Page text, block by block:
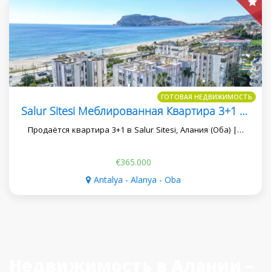
ГОТОВАЯ НЕДВИЖИМОСТЬ
Salur Sitesi Меблированная Квартира 3+1 Подходит Для Внж И Гражданства Турции
Продаётся квартира 3+1 в Salur Sitesi, Алания (Оба) |…
€365.000
Antalya - Alanya - Oba